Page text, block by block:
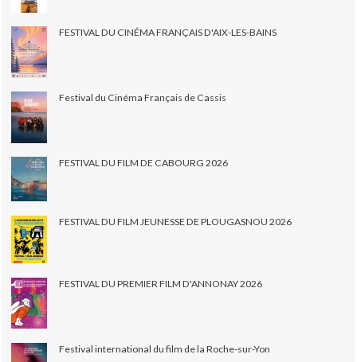
FESTIVAL DU CINÉMA FRANÇAIS D'AIX-LES-BAINS
Festival du Cinéma Français de Cassis
FESTIVAL DU FILM DE CABOURG 2026
FESTIVAL DU FILM JEUNESSE DE PLOUGASNOU 2026
FESTIVAL DU PREMIER FILM D'ANNONAY 2026
Festival international du film de la Roche-sur-Yon